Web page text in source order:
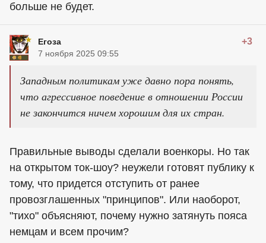
больше не будет.
Егоза +3
7 ноября 2025 09:55
Западным политикам уже давно пора понять,
что агрессивное поведение в отношении России
не закончится ничем хорошим для их стран.
Правильные выводы сделали военкоры. Но так
на открытом ток-шоу? неужели готовят публику к
тому, что придется отступить от ранее
провозглашенных "принципов". Или наоборот,
"тихо" объясняют, почему нужно затянуть пояса
немцам и всем прочим?